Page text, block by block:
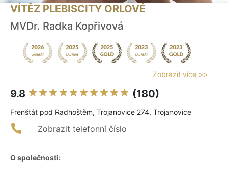
VÍTĚZ PLEBISCITY ORLOVÉ
MVDr. Radka Kopřivová
Zobrazit více >>
9.8 (180)
Frenštát pod Radhoštěm, Trojanovice 274, Trojanovice
Zobrazit telefonní číslo
O společnosti: